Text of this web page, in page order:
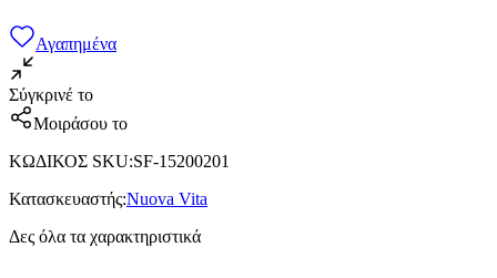
Αγαπημένα
Σύγκρινέ το
Μοιράσου το
ΚΩΔΙΚΟΣ SKU:SF-15200201
Κατασκευαστής:Nuova Vita
Δες όλα τα χαρακτηριστικά